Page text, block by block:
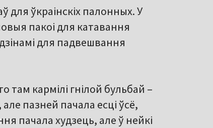
ўкраінскіх палонных. У
пакоі для катавання
для падвешвання
там кармілі гнілой бульбай –
пазней пачала есці ўсё,
пачала худзець, але ў нейкі